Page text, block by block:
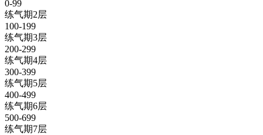
0-99
练气期2层
100-199
练气期3层
200-299
练气期4层
300-399
练气期5层
400-499
练气期6层
500-699
练气期7层